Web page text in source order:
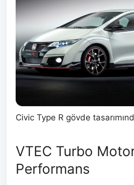
Civic Type R gövde
VTEC Turbo
Performans